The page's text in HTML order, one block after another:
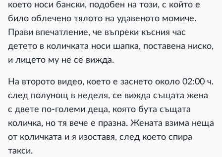
което носи бански, подобен на този, с който е
било облечено тялото на удавеното момиче.
Прави впечатление, че въпреки късния час
детето в количката носи шапка, поставена ниско,
и лицето му не се вижда.
На второто видео, което е заснето около 02:00 ч.
след полунощ в неделя, се вижда същата жена
с двете по-големи деца, която бута същата
количка, но тя вече е празна. Жената взима неща
от количката и я изоставя, след което спира
такси.